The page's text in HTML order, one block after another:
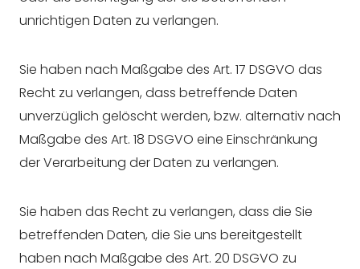
unrichtigen Daten zu verlangen.
Sie haben nach Maßgabe des Art. 17 DSGVO das
Recht zu verlangen, dass betreffende Daten
unverzüglich gelöscht werden, bzw. alternativ nach
Maßgabe des Art. 18 DSGVO eine Einschränkung
der Verarbeitung der Daten zu verlangen.
Sie haben das Recht zu verlangen, dass die Sie
betreffenden Daten, die Sie uns bereitgestellt
haben nach Maßgabe des Art. 20 DSGVO zu